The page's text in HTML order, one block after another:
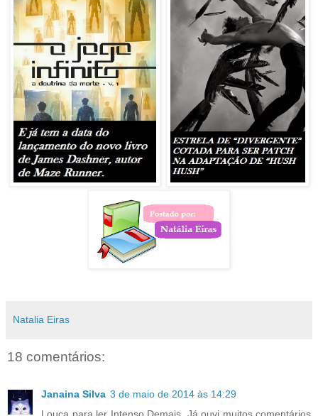
Natalia Eiras
18 comentários:
Janaina Silva 3 de maio de 2014 às 14:29